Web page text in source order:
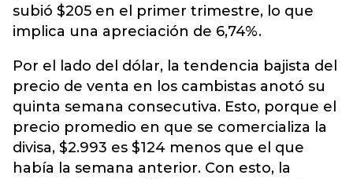
subió $205 en el primer trimestre, lo que
implica una apreciación de 6,74%.
Por el lado del dólar, la tendencia bajista del
precio de venta en los cambistas anotó su
quinta semana consecutiva. Esto, porque el
precio promedio en que se comercializa la
divisa, $2.993 es $124 menos que el que
había la semana anterior. Con esto, la